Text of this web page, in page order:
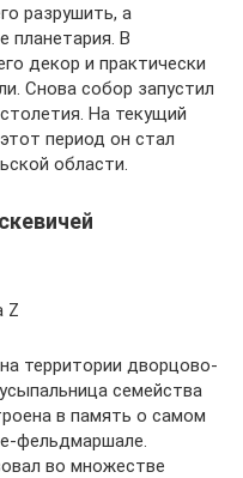
разрушить, а
планетария. В
декор и практически
Снова собор запустил
На текущий
период он стал
области.
Z
территории дворцово-
семейства
в память о самом
фельдмаршале.
во множестве